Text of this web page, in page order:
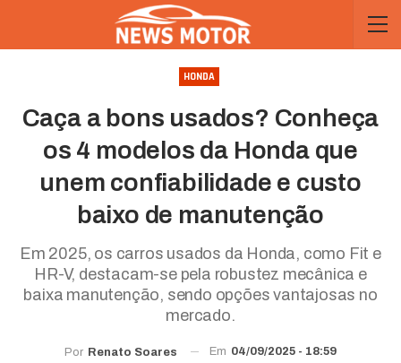
HONDA
Caça a bons usados? Conheça
os 4 modelos da Honda que
unem confiabilidade e custo
baixo de manutenção
Em 2025, os carros usados da Honda, como Fit e
HR-V, destacam-se pela robustez mecânica e
baixa manutenção, sendo opções vantajosas no
mercado.
Por Renato Soares Em 04/09/2025 - 18:59